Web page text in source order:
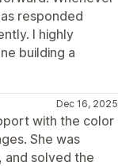
responded
I highly
building a
Dec 16, 2025
with the color
She was
solved the